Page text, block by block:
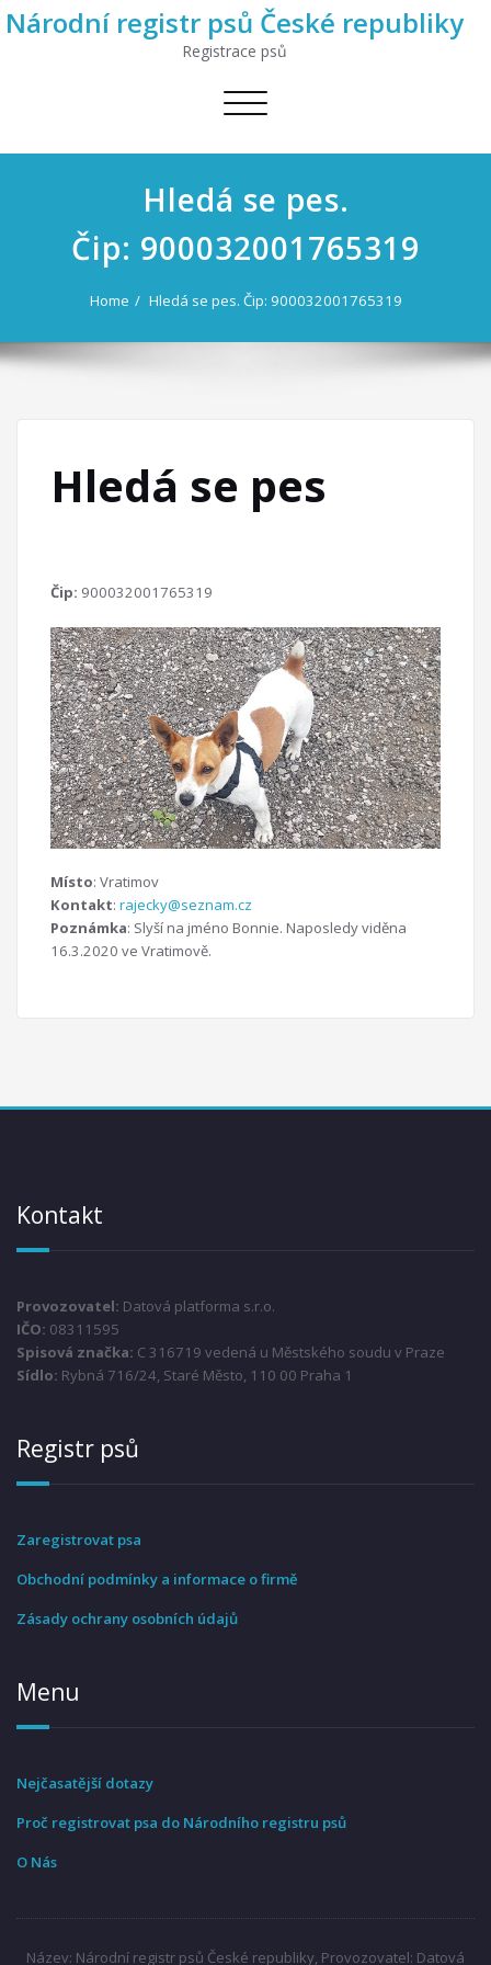
Národní registr psů České republiky
Registrace psů
Toggle
Hledá se pes.
Čip: 900032001765319
Home Hledá se pes. Čip: 900032001765319
Hledá se pes
Čip: 900032001765319
Místo: Vratimov
Kontakt: rajecky@seznam.cz
Poznámka: Slyší na jméno Bonnie. Naposledy viděna
16.3.2020 ve Vratimově.
Kontakt
Provozovatel: Datová platforma s.r.o.
IČO: 08311595
Spisová značka: C 316719 vedená u Městského soudu v Praze
Sídlo: Rybná 716/24, Staré Město, 110 00 Praha 1
Registr psů
Zaregistrovat psa
Obchodní podmínky a informace o firmě
Zásady ochrany osobních údajů
Menu
Nejčasatější dotazy
Proč registrovat psa do Národního registru psů
O Nás
Název: Národní registr psů České republiky, Provozovatel: Datová